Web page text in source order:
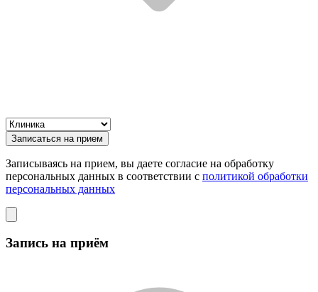
Записаться на прием
Записываясь на прием, вы даете согласие на обработку
персональных данных в соответствии с политикой обработки
персональных данных
Запись на приём